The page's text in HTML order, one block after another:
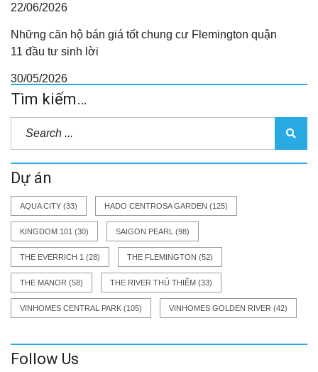
22/06/2026
Những căn hộ bán giá tốt chung cư Flemington quận
11 đầu tư sinh lời
30/05/2026
Tìm kiếm…
Dự án
AQUA CITY (33) HADO CENTROSA GARDEN (125)
KINGDOM 101 (30) SAIGON PEARL (98)
THE EVERRICH 1 (28) THE FLEMINGTON (52)
THE MANOR (58) THE RIVER THỦ THIÊM (33)
VINHOMES CENTRAL PARK (105) VINHOMES GOLDEN RIVER (42)
Follow Us